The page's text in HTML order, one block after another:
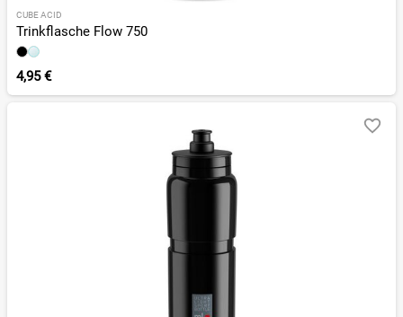
CUBE ACID
Trinkflasche Flow 750
4,95 €